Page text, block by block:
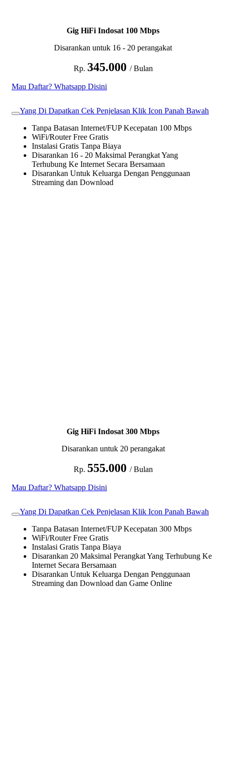
Gig HiFi Indosat 100 Mbps
Disarankan untuk 16 - 20 perangakat
Rp. 345.000 / Bulan
Mau Daftar? Whatsapp Disini
Yang Di Dapatkan Cek Penjelasan Klik Icon Panah Bawah
Tanpa Batasan Internet/FUP Kecepatan 100 Mbps
WiFi/Router Free Gratis
Instalasi Gratis Tanpa Biaya
Disarankan 16 - 20 Maksimal Perangkat Yang
Terhubung Ke Internet Secara Bersamaan
Disarankan Untuk Keluarga Dengan Penggunaan
Streaming dan Download
Gig HiFi Indosat 300 Mbps
Disarankan untuk 20 perangakat
Rp. 555.000 / Bulan
Mau Daftar? Whatsapp Disini
Yang Di Dapatkan Cek Penjelasan Klik Icon Panah Bawah
Tanpa Batasan Internet/FUP Kecepatan 300 Mbps
WiFi/Router Free Gratis
Instalasi Gratis Tanpa Biaya
Disarankan 20 Maksimal Perangkat Yang Terhubung Ke
Internet Secara Bersamaan
Disarankan Untuk Keluarga Dengan Penggunaan
Streaming dan Download dan Game Online